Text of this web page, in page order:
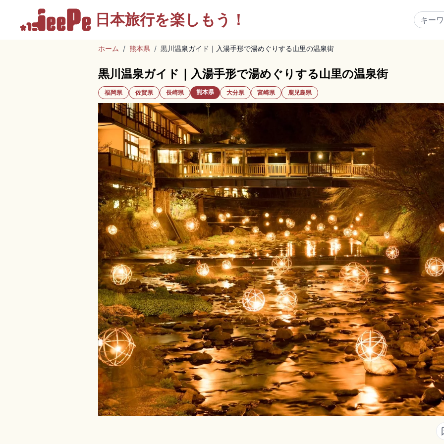
日本旅行を楽しもう！
ホーム / 熊本県 / 黒川温泉ガイド｜入湯手形で湯めぐりする山里の温泉街
黒川温泉ガイド｜入湯手形で湯めぐりする山里の温泉街
福岡県 佐賀県 長崎県 熊本県 大分県 宮崎県 鹿児島県